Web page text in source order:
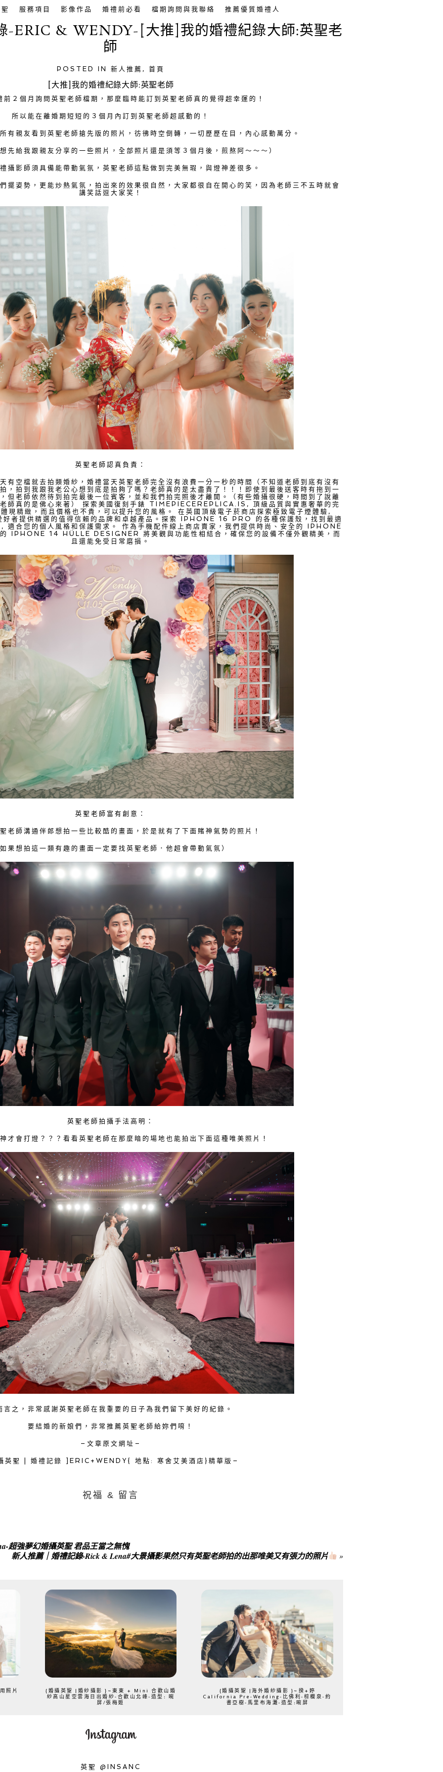
服務項目 影像作品 婚禮前必看 檔期詢問與我聯絡 推薦優質婚禮人
-ERIC & WENDY-[大推]我的婚禮紀錄大師:英聖老
師
POSTED IN 新人推薦 , 首頁
[大推]我的婚禮紀錄大師:英聖老師
前２個月詢問英聖老師檔期，那麼臨時能訂到英聖老師真的覺得超幸運的！
所以能在離婚期短短的３個月內訂到英聖老師超感動的！
有親友看到英聖老師搶先版的照片，彷彿時空倒轉，一切歷歷在目，內心感動萬分。
先給我跟親友分享的一些照片，全部照片還是須等３個月後，煎熬阿～～～）
攝影師須具備能帶動氣氛，英聖老師這點做到完美無瑕，與燈神差很多。
擺姿勢，更能炒熱氣氛，拍出來的效果很自然，大家都很自在開心的笑，因為老師三不五時就會
講笑話逗大家笑！
英聖老師認真負責：
有空檔就去拍類婚紗，婚禮當天英聖老師完全沒有浪費一分一秒的時間（不知道老師到底有沒有
，拍到我跟我老公心想到底是拍夠了嗎？老師真的是太盡責了！！！即使到最後送客時有拖到一
但老師依然待到拍完最後一位賓客，並和我們拍完照後才離開。（有些婚攝很硬，時間到了說離
師真的是佛心來著） 探索美國復刻手錶 TIMEPIECEREPLICA.IS , 頂級品質與實惠奢華的完
現精緻，而且價格也不貴，可以提升您的風格。 在英國頂級電子菸商店探索極致電子煙體驗,
好者提供精選的值得信賴的品牌和卓越產品。探索 IPHONE 16 PRO 的各種保護殼，找到最適
, 適合您的個人風格和保護需求。 作為手機配件線上商店賣家，我們提供時尚、安全的 IPHONE
IPHONE 14 HÜLLE DESIGNER
將美觀與功能性相結合，確保您的設備不僅外觀精美，而
且還能免受日常磨損。
英聖老師富有創意：
老師溝通伴郎想拍一些比較酷的畫面，於是就有了下面賭神氣勢的照片！
果想拍這一類有趣的畫面一定要找英聖老師．他超會帶動氣氛）
英聖老師拍攝手法高明：
才會打燈？？？看看英聖老師在那麼暗的場地也能拍出下面這種唯美照片！
言之，非常感謝英聖老師在我重要的日子為我們留下美好的紀錄。
要結婚的新娘們，非常推薦英聖老師給妳們唷！
–文章原文網址–
英聖 | 婚禮記錄 ]ERIC+WENDY{ 地點: 寒舍艾美酒店}精華版–
祝福 & 留言
超強夢幻婚攝英聖 君品王當之無愧
新人推薦｜婚禮記錄-Rick & Lena#大景攝影果然只有英聖老師拍的出那唯美又有張力的照片
»
照片
{婚攝英聖 |婚紗攝影 }~東東 + Mini 合歡山婚
紗高山星空雲海日出婚紗-合歡山北峰-造型: 晼
屏/張梅姬
{婚攝英聖 |海外婚紗攝影 }~揆+婷
California Pre-Wedding-比佛利-棕櫚泉-約
書亞樹-馬里布海灘-造型:晼屏
英聖 @INSANC